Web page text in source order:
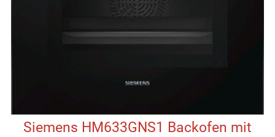
Siemens HM633GNS1 Backofen mit